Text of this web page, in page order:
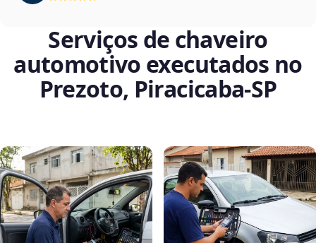
Serviços de chaveiro
automotivo executados no
Prezoto, Piracicaba‑SP